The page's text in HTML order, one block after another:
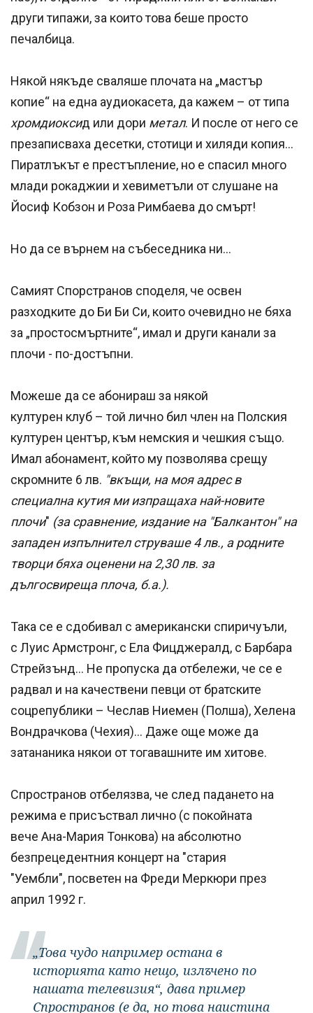
други типажи, за които това беше просто
печалбица.
Някой някъде сваляше плочата на „мастър
копие“ на една аудиокасета, да кажем – от типа
хромдиоксид или дори метал. И после от него се
презаписваха десетки, стотици и хиляди копия...
Пиратлъкът е престъпление, но е спасил много
млади рокаджии и хевиметъли от слушане на
Йосиф Кобзон и Роза Римбаева до смърт!
Но да се върнем на събеседника ни...
Самият Спорстранов споделя, че освен
разходките до Би Би Си, които очевидно не бяха
за „простосмъртните“, имал и други канали за
плочи - по-достъпни.
Можеше да се абонираш за някой
културен клуб – той лично бил член на Полския
културен център, към немския и чешкия също.
Имал абонамент, който му позволява срещу
скромните 6 лв. "вкъщи, на моя адрес в
специална кутия ми изпращаха най-новите
плочи" (за сравнение, издание на "Балкантон" на
западен изпълнител струваше 4 лв., а родните
творци бяха оценени на 2,30 лв. за
дългосвиреща плоча, б.а.).
Така се е сдобивал с американски спиричуъли,
с Луис Армстронг, с Ела Фицджералд, с Барбара
Стрейзънд... Не пропуска да отбележи, че се е
радвал и на качествени певци от братските
соцрепублики – Чеслав Ниемен (Полша), Хелена
Вондрачкова (Чехия)... Даже още може да
затананика някои от тогавашните им хитове.
Спространов отбелязва, че след падането на
режима е присъствал лично (с покойната
вече Ана-Мария Тонкова) на абсолютно
безпрецедентния концерт на "стария
"Уембли", посветен на Фреди Меркюри през
април 1992 г.
„Това чудо например остана в
историята като нещо, излъчено по
нашата телевизия“, дава пример
Спространов (е да, но това наистина